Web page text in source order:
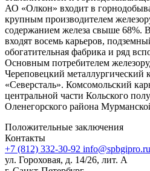
АО «Олкон» входит в
крупным производителем
содержанием железа свыше 68%.
входят восемь карьеров,
обогатительная фабрика и ряд
Основным потребителем
Череповецкий
«Северсталь». Комсомольский
центральной части Кольского
Оленегорского района
Положительные заключения
Контакты
+7 (812) 332-30-92 info@spbgipro.ru
ул. Гороховая, д. 14/26, лит. А